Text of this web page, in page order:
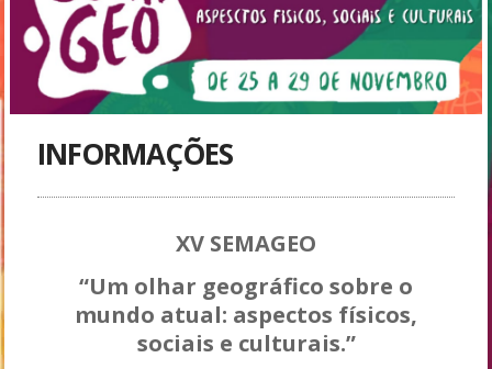
INFORMAÇÕES
XV SEMAGEO
“Um olhar geográfico sobre o
mundo atual: aspectos físicos,
sociais e culturais.”